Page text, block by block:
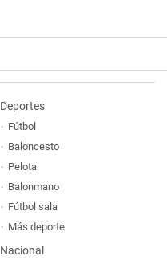
Deportes
Fútbol
Baloncesto
Pelota
Balonmano
Fútbol sala
Más deporte
Nacional